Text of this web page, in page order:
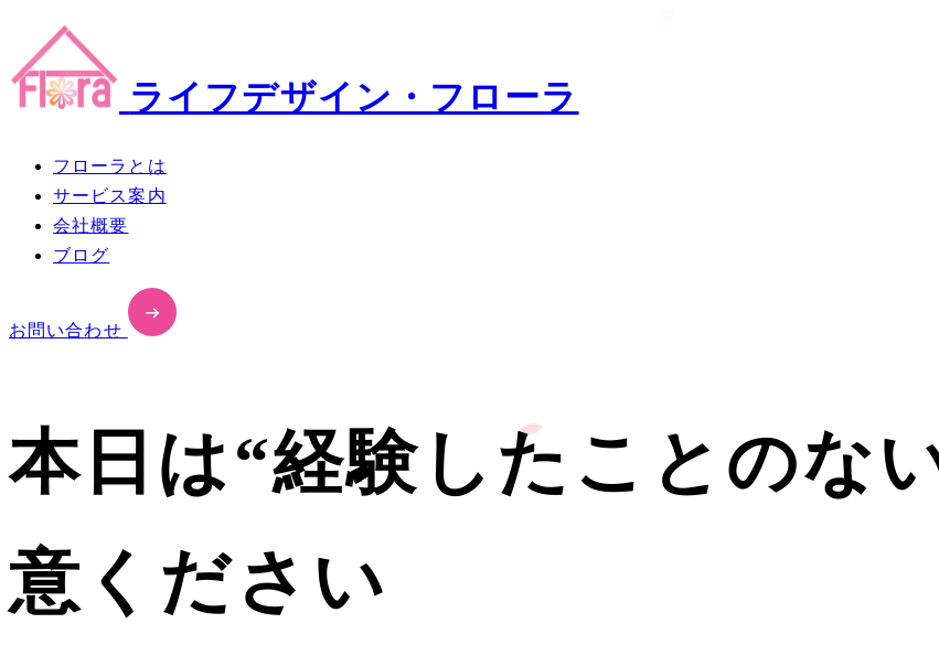
ライフデザイン・フローラ
フローラとは
サービス案内
会社概要
ブログ
お問い合わせ
本日は“経験したことのな
意ください